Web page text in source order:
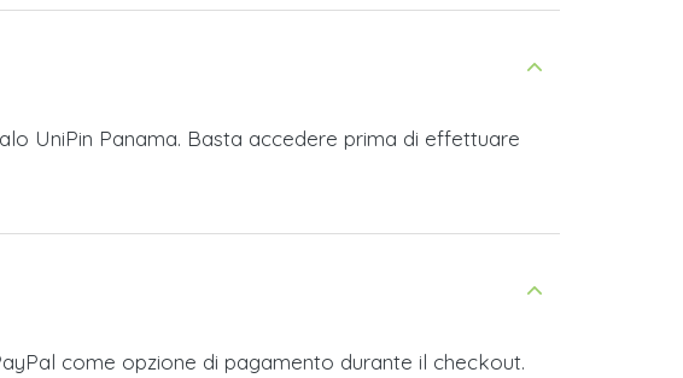
UniPin Panama. Basta accedere prima di effettuare
come opzione di pagamento durante il checkout.